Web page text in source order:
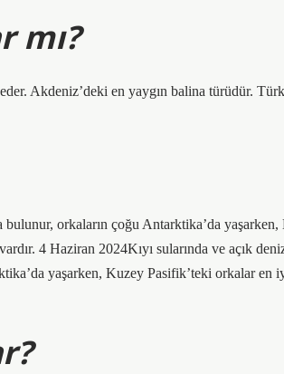
mı?
Akdeniz’deki en yaygın balina türüdür.
bulunur, orkaların çoğu Antarktika’da
4 Haziran 2024Kıyı sularında ve açık
yaşarken, Kuzey Pasifik’teki orkalar en